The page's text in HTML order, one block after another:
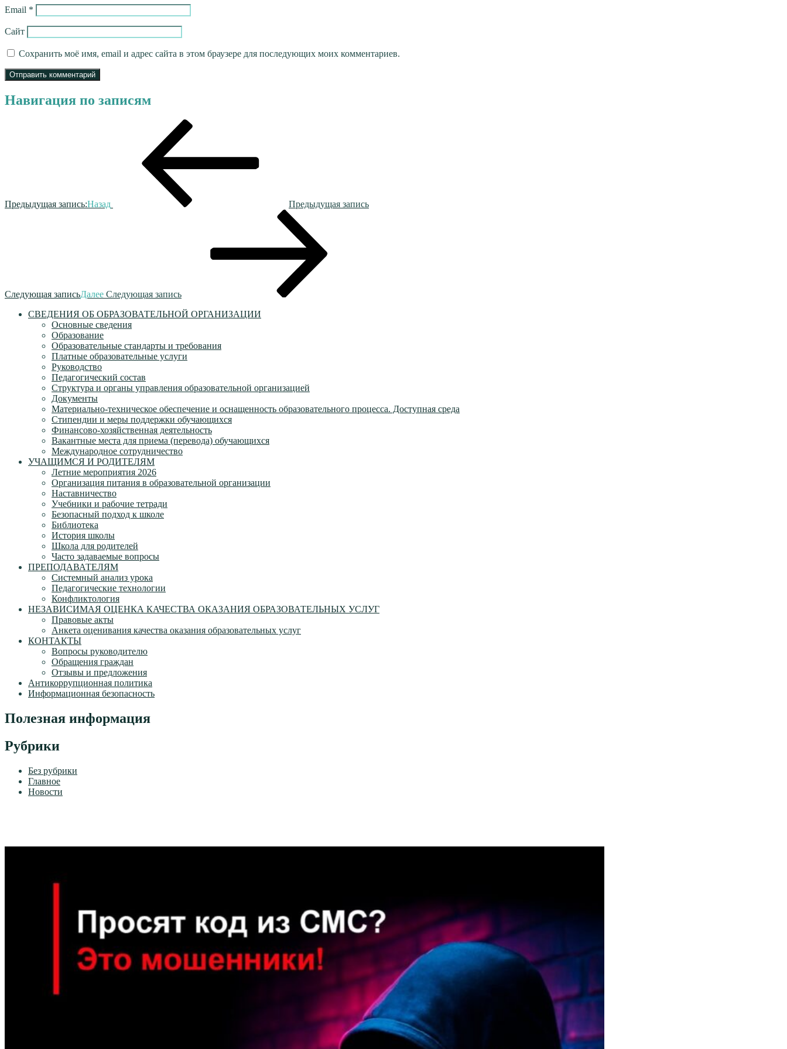
Email *
Сайт
Сохранить моё имя, email и адрес сайта в этом браузере для последующих моих комментариев.
Навигация по записям
Предыдущая запись:Назад Предыдущая запись
Следующая записьДалее Следующая запись
СВЕДЕНИЯ ОБ ОБРАЗОВАТЕЛЬНОЙ ОРГАНИЗАЦИИ
Основные сведения
Образование
Образовательные стандарты и требования
Платные образовательные услуги
Руководство
Педагогический состав
Структура и органы управления образовательной организацией
Документы
Материально-техническое обеспечение и оснащенность образовательного процесса. Доступная среда
Стипендии и меры поддержки обучающихся
Финансово-хозяйственная деятельность
Вакантные места для приема (перевода) обучающихся
Международное сотрудничество
УЧАЩИМСЯ И РОДИТЕЛЯМ
Летние мероприятия 2026
Организация питания в образовательной организации
Наставничество
Учебники и рабочие тетради
Безопасный подход к школе
Библиотека
История школы
Школа для родителей
Часто задаваемые вопросы
ПРЕПОДАВАТЕЛЯМ
Системный анализ урока
Педагогические технологии
Конфликтология
НЕЗАВИСИМАЯ ОЦЕНКА КАЧЕСТВА ОКАЗАНИЯ ОБРАЗОВАТЕЛЬНЫХ УСЛУГ
Правовые акты
Анкета оценивания качества оказания образовательных услуг
КОНТАКТЫ
Вопросы руководителю
Обращения граждан
Отзывы и предложения
Антикоррупционная политика
Информационная безопасность
Полезная информация
Рубрики
Без рубрики
Главное
Новости